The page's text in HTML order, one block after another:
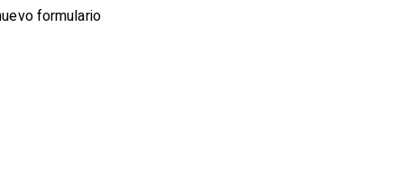
formulario